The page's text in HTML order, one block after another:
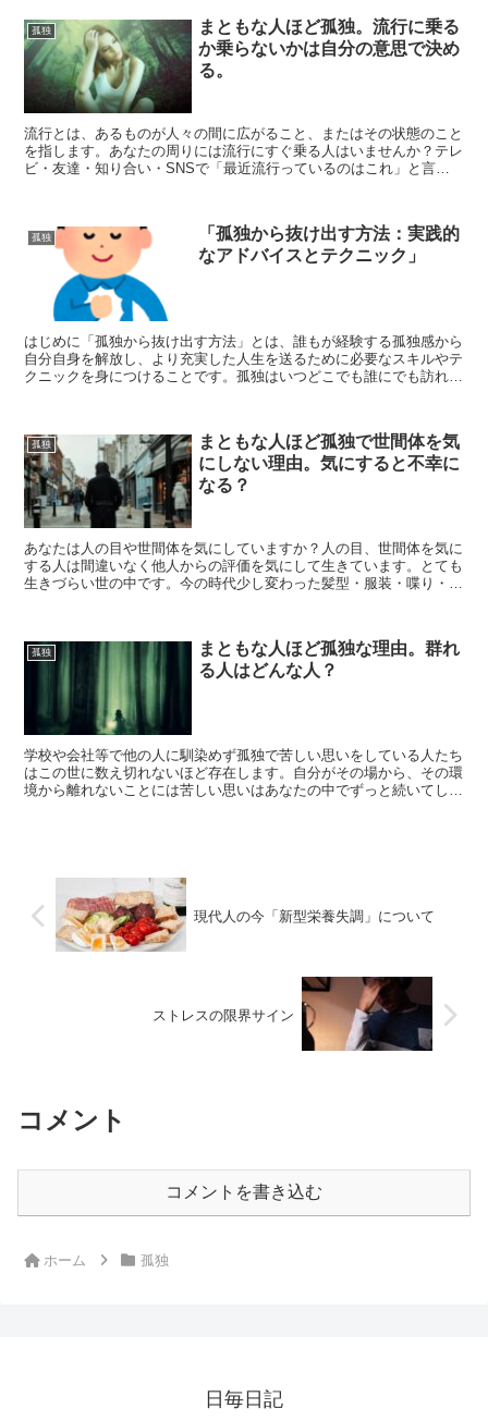
孤独
まともな人ほど孤独。流行に乗る
か乗らないかは自分の意思で決め
る。
流行とは、あるものが人々の間に広がること、またはその状態のこと
を指します。あなたの周りには流行にすぐ乗る人はいませんか？テレ
ビ・友達・知り合い・SNSで「最近流行っているのはこれ」と言っ
孤独
「孤独から抜け出す方法：実践的
なアドバイスとテクニック」
はじめに「孤独から抜け出す方法」とは、誰もが経験する孤独感から
自分自身を解放し、より充実した人生を送るために必要なスキルやテ
クニックを身につけることです。孤独はいつどこでも誰にでも訪れる
孤独
まともな人ほど孤独で世間体を気
にしない理由。気にすると不幸に
なる？
あなたは人の目や世間体を気にしていますか？人の目、世間体を気に
する人は間違いなく他人からの評価を気にして生きています。とても
生きづらい世の中です。今の時代少し変わった髪型・服装・喋り・人
孤独
まともな人ほど孤独な理由。群れ
る人はどんな人？
学校や会社等で他の人に馴染めず孤独で苦しい思いをしている人たち
はこの世に数え切れないほど存在します。自分がその場から、その環
境から離れないことには苦しい思いはあなたの中でずっと続いてしま
現代人の今「新型栄養失調」について
ストレスの限界サイン
コメント
コメントを書き込む
ホーム 孤独
日毎日記